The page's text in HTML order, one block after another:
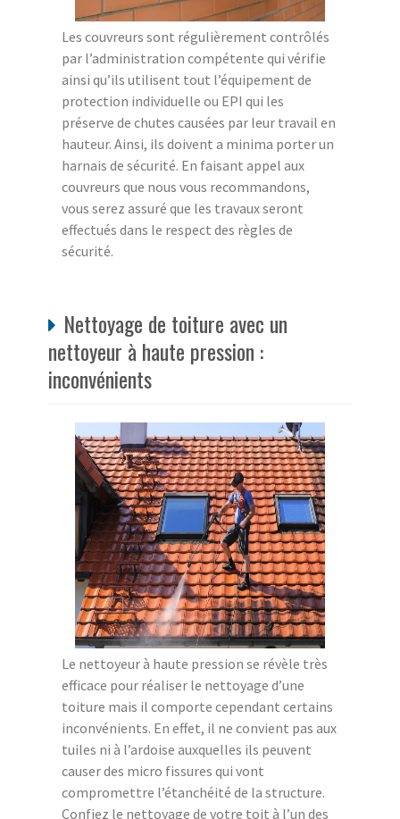
Les couvreurs sont régulièrement contrôlés
par l’administration compétente qui vérifie
ainsi qu’ils utilisent tout l’équipement de
protection individuelle ou EPI qui les
préserve de chutes causées par leur travail en
hauteur. Ainsi, ils doivent a minima porter un
harnais de sécurité. En faisant appel aux
couvreurs que nous vous recommandons,
vous serez assuré que les travaux seront
effectués dans le respect des règles de
sécurité.
Nettoyage de toiture avec un
nettoyeur à haute pression :
inconvénients
Le nettoyeur à haute pression se révèle très
efficace pour réaliser le nettoyage d’une
toiture mais il comporte cependant certains
inconvénients. En effet, il ne convient pas aux
tuiles ni à l’ardoise auxquelles ils peuvent
causer des micro fissures qui vont
compromettre l’étanchéité de la structure.
Confiez le nettoyage de votre toit à l’un des